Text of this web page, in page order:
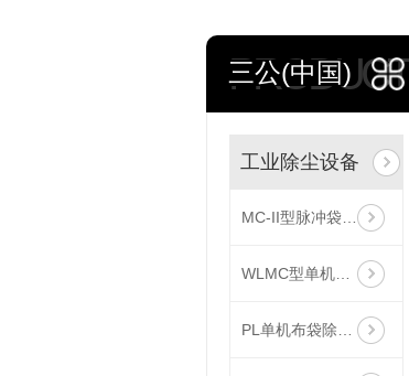
PRODUCT
三公(中国)
工业除尘设备
MC-II型脉冲袋式除尘器
WLMC型单机滤筒除尘器
PL单机布袋除尘器